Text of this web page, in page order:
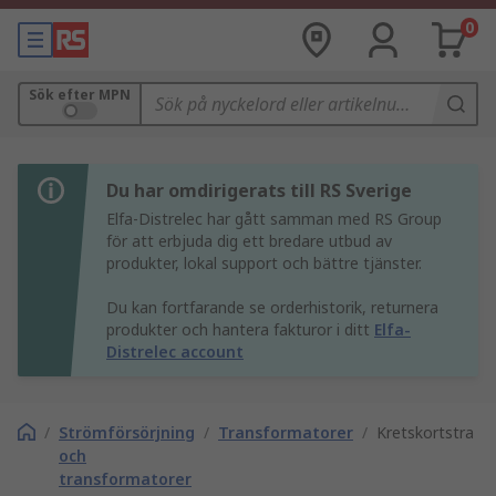
0
Sök efter MPN
Du har omdirigerats till RS Sverige
Elfa-Distrelec har gått samman med RS Group
för att erbjuda dig ett bredare utbud av
produkter, lokal support och bättre tjänster.
Du kan fortfarande se orderhistorik, returnera
produkter och hantera fakturor i ditt Elfa-
Distrelec account
/ Strömförsörjning
och
transformatorer
/ Transformatorer /